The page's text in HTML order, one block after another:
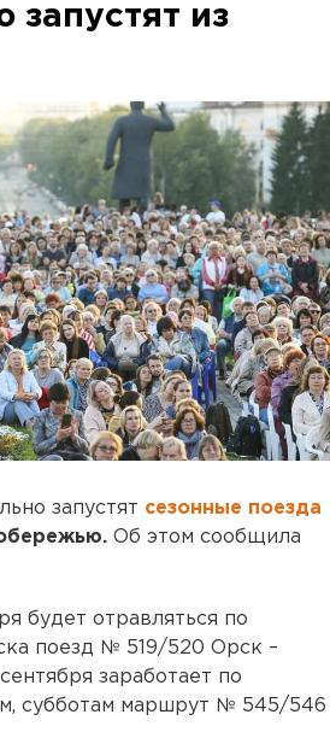
из
запустят сезонные поезда
Об этом сообщила
будет отравляться по
поезд № 519/520 Орск –
заработает по
субботам маршрут № 545/546